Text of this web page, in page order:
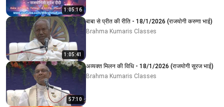
1:05:16
1:05:41
बाबा से प्रीत की रीति - 18/1/2026 (राजयोगी करुणा भाई)
Brahma Kumaris Classes
57:10
अव्यक्त मिलन की विधि - 18/1/2026 (राजयोगी सूरज भाई)
Brahma Kumaris Classes